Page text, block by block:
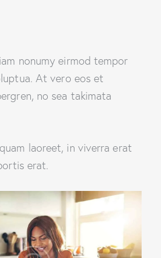
nonumy eirmod tempor
At vero eos et
no sea takimata
laoreet, in viverra erat
erat.